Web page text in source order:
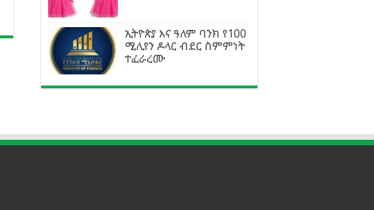
ኢትዮጵያ እና ዓለም ባንክ የ100
ሚሊየን ዶላር ብደር ስምምነት
ተፈራረሙ